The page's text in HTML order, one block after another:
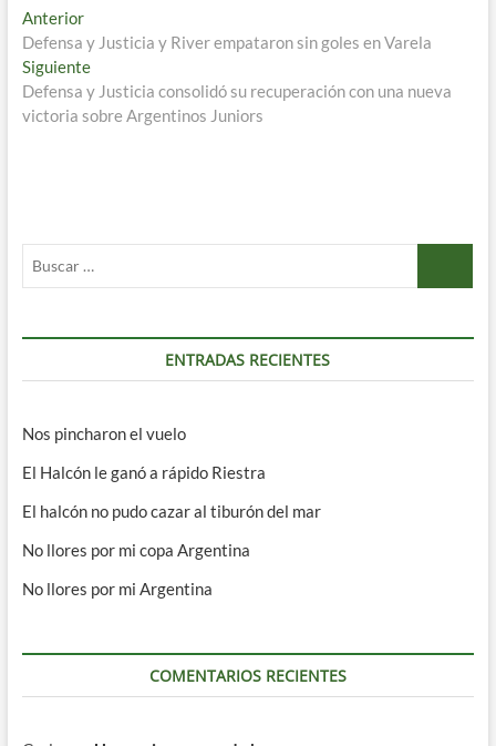
Navegación
de
entradas
AnteriorEntrada
anterior:
Defensa y Justicia y River empataron sin goles en Varela
SiguienteEntrada
siguiente:
Defensa y Justicia consolidó su recuperación con una nueva
victoria sobre Argentinos Juniors
ENTRADAS RECIENTES
Nos pincharon el vuelo
El Halcón le ganó a rápido Riestra
El halcón no pudo cazar al tiburón del mar
No llores por mi copa Argentina
No llores por mi Argentina
COMENTARIOS RECIENTES